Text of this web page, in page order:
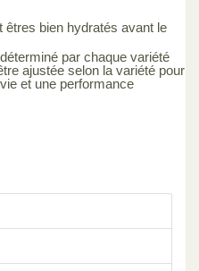
êtres bien hydratés avant le
par chaque variété
ajustée selon la variété pour
et une performance